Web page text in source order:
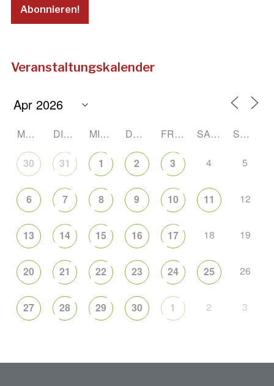
Veranstaltungskalender
MONTAG DIENSTAG MITTWOCH DONNERSTAG FREITAG SAMSTAG SONNTAG
30 31 1 2 3 4 5
6 7 8 9 10 11 12
13 14 15 16 17 18 19
20 21 22 23 24 25 26
27 28 29 30 1 2 3